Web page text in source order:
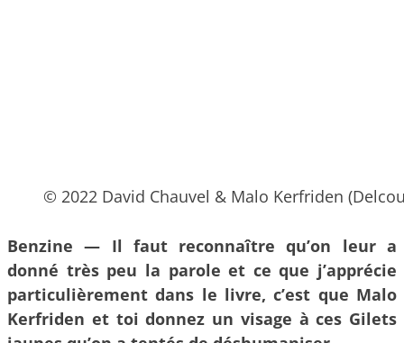
© 2022 David Chauvel & Malo Kerfriden
Benzine — Il faut reconnaître qu’on leur a
donné très peu la parole et ce que j’apprécie
particulièrement dans le livre, c’est que Malo
Kerfriden et toi donnez un visage à ces Gilets